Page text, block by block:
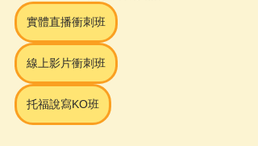
實體直播衝刺班
線上影片衝刺班
托福說寫KO班